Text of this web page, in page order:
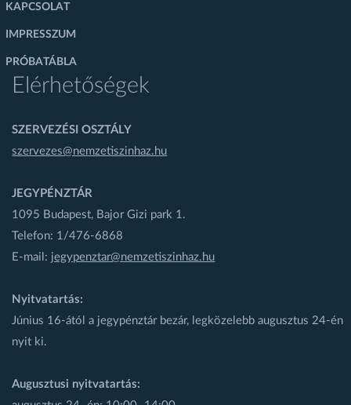
KAPCSOLAT
IMPRESSZUM
PRÓBATÁBLA
Elérhetőségek
SZERVEZÉSI OSZTÁLY
szervezes@nemzetiszinhaz.hu
JEGYPÉNZTÁR
1095 Budapest, Bajor Gizi park 1.
Telefon: 1/476-6868
E-mail: jegypenztar@nemzetiszinhaz.hu
Nyitvatartás:
Június 16-ától a jegypénztár bezár, legközelebb augusztus 24-én
nyit ki.
Augusztusi nyitvatartás: